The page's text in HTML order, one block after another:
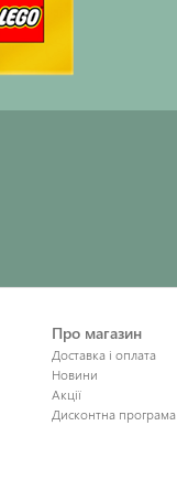
Про магазин
Доставка і оплата
Новини
Акції
Дисконтна програма